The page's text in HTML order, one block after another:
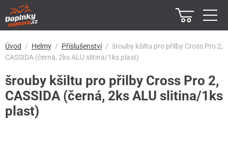
Úvod Helmy Příslušenství
šrouby kšiltu pro přilby Cross Pro 2,
CASSIDA (černá, 2ks ALU slitina/1ks plast)
šrouby kšiltu pro přilby Cross Pro 2,
CASSIDA (černá, 2ks ALU slitina/1ks
plast)